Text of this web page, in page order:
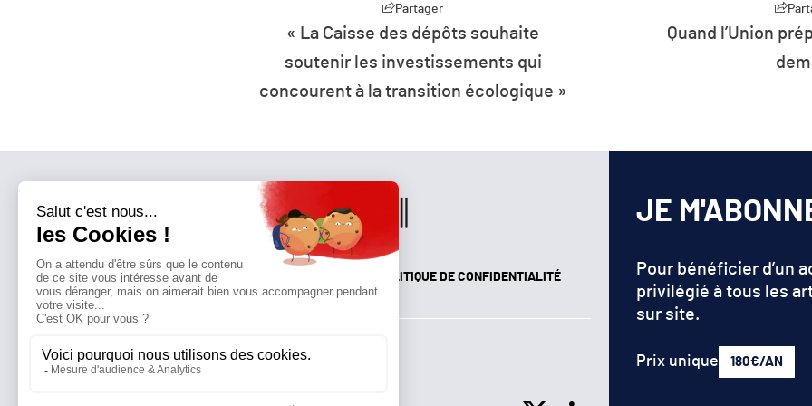
Partager
« La Caisse des dépôts souhaite
soutenir les investissements qui
concourent à la transition écologique »
Quand l’Union
QUI SOMMES-NOUS?MENTIONS LÉGALES POLITIQUE DE CONFIDENTIALITÉ
Suivez toutes nos actualités !
JE
Pour bénéficier d’un
privilégié à tous les
sur site.
Prix unique 180€/AN